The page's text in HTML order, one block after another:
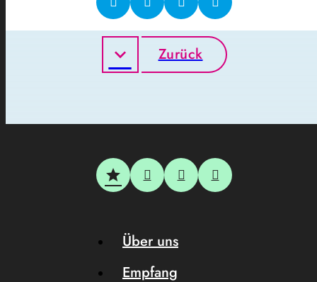
Zurück
Über uns
Empfang